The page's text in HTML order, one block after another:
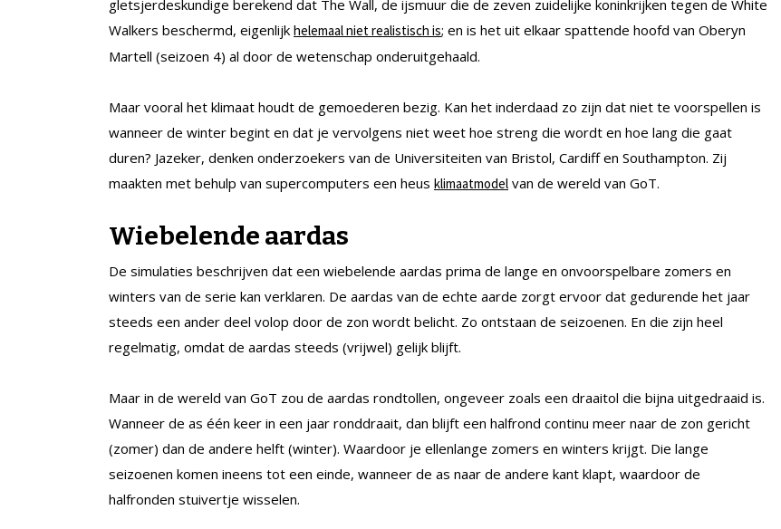
gletsjerdeskundige berekend dat The Wall, de ijsmuur die de zeven zuidelijke koninkrijken tegen de White
Walkers beschermd, eigenlijk helemaal niet realistisch is; en is het uit elkaar spattende hoofd van Oberyn
Martell (seizoen 4) al door de wetenschap onderuitgehaald.
Maar vooral het klimaat houdt de gemoederen bezig. Kan het inderdaad zo zijn dat niet te voorspellen is
wanneer de winter begint en dat je vervolgens niet weet hoe streng die wordt en hoe lang die gaat
duren? Jazeker, denken onderzoekers van de Universiteiten van Bristol, Cardiff en Southampton. Zij
maakten met behulp van supercomputers een heus klimaatmodel van de wereld van GoT.
Wiebelende aardas
De simulaties beschrijven dat een wiebelende aardas prima de lange en onvoorspelbare zomers en
winters van de serie kan verklaren. De aardas van de echte aarde zorgt ervoor dat gedurende het jaar
steeds een ander deel volop door de zon wordt belicht. Zo ontstaan de seizoenen. En die zijn heel
regelmatig, omdat de aardas steeds (vrijwel) gelijk blijft.
Maar in de wereld van GoT zou de aardas rondtollen, ongeveer zoals een draaitol die bijna uitgedraaid is.
Wanneer de as één keer in een jaar ronddraait, dan blijft een halfrond continu meer naar de zon gericht
(zomer) dan de andere helft (winter). Waardoor je ellenlange zomers en winters krijgt. Die lange
seizoenen komen ineens tot een einde, wanneer de as naar de andere kant klapt, waardoor de
halfronden stuivertje wisselen.